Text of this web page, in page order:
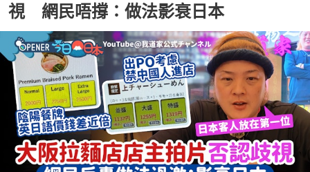
視 網民唔撐：做法影衰日本